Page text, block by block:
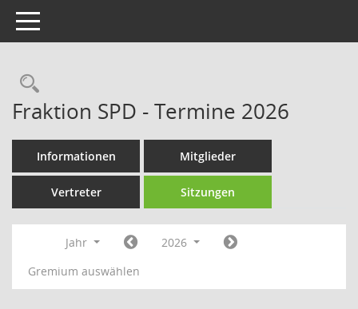
Toggle navigation
Rechercheauswahl
Fraktion SPD - Termine 2026
Informationen Mitglieder
Vertreter Sitzungen
Jahr
2026
Gremium auswählen